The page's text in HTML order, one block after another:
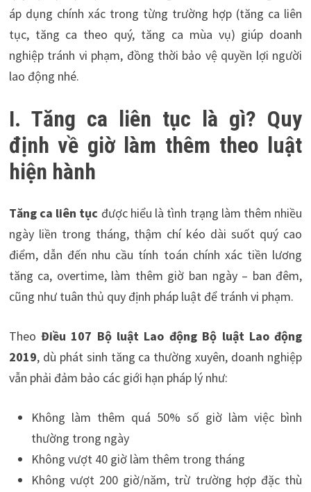
áp dụng chính xác trong từng trường hợp (tăng ca liên
tục, tăng ca theo quý, tăng ca mùa vụ) giúp doanh
nghiệp tránh vi phạm, đồng thời bảo vệ quyền lợi người
lao động nhé.
I. Tăng ca liên tục là gì? Quy
định về giờ làm thêm theo luật
hiện hành
Tăng ca liên tục được hiểu là tình trạng làm thêm nhiều
ngày liền trong tháng, thậm chí kéo dài suốt quý cao
điểm, dẫn đến nhu cầu tính toán chính xác tiền lương
tăng ca, overtime, làm thêm giờ ban ngày – ban đêm,
cũng như tuân thủ quy định pháp luật để tránh vi phạm.
TheoĐiều 107 Bộ luật Lao động Bộ luật Lao động
2019, dù phát sinh tăng ca thường xuyên, doanh nghiệp
vẫn phải đảm bảo các giới hạn pháp lý như:
Không làm thêm quá 50% số giờ làm việc bình
thường trong ngày
Không vượt 40 giờ làm thêm trong tháng
Không vượt 200 giờ/năm, trừ trường hợp đặc thù